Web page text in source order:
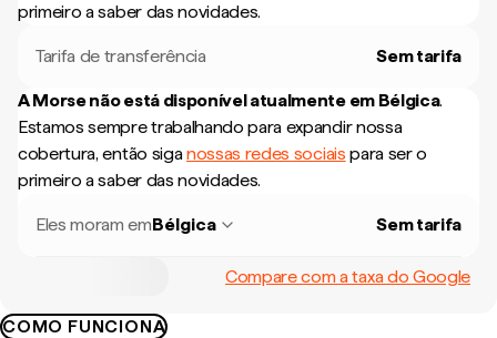
primeiro a saber das novidades.
Tarifa de transferência Sem tarifa
A Morse não está disponível atualmente em Bélgica.
Estamos sempre trabalhando para expandir nossa
cobertura, então siganossas redes sociais para ser o
primeiro a saber das novidades.
Eles moram emBélgica Sem tarifa
Compare com a taxa do Google
COMO FUNCIONA